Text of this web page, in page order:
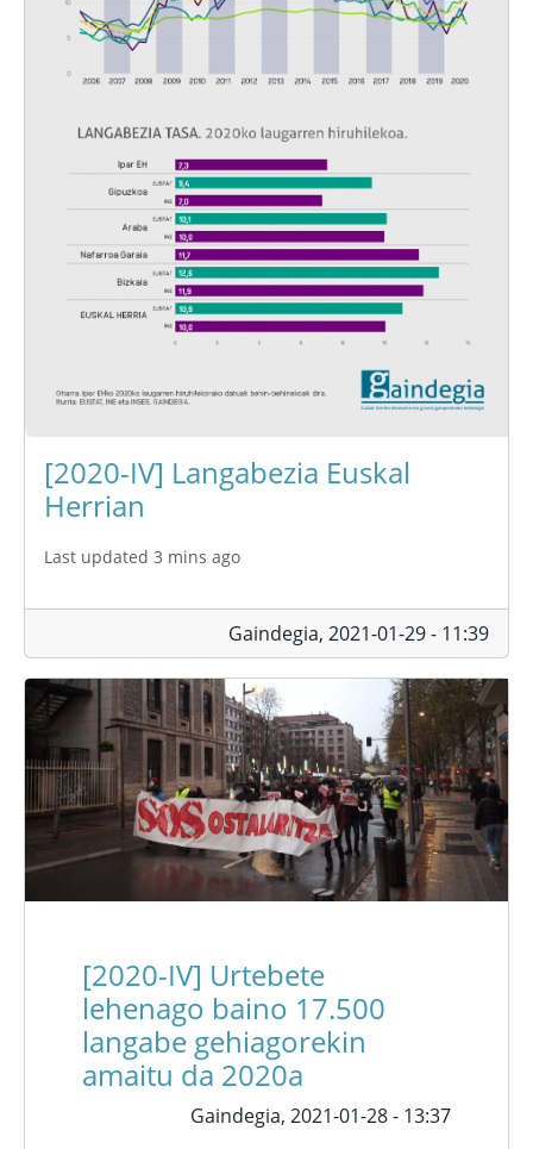
[2020-IV] Langabezia Euskal
Herrian
Last updated 3 mins ago
Gaindegia, 2021-01-29 - 11:39
[2020-IV] Urtebete
lehenago baino 17.500
langabe gehiagorekin
amaitu da 2020a
Gaindegia, 2021-01-28 - 13:37